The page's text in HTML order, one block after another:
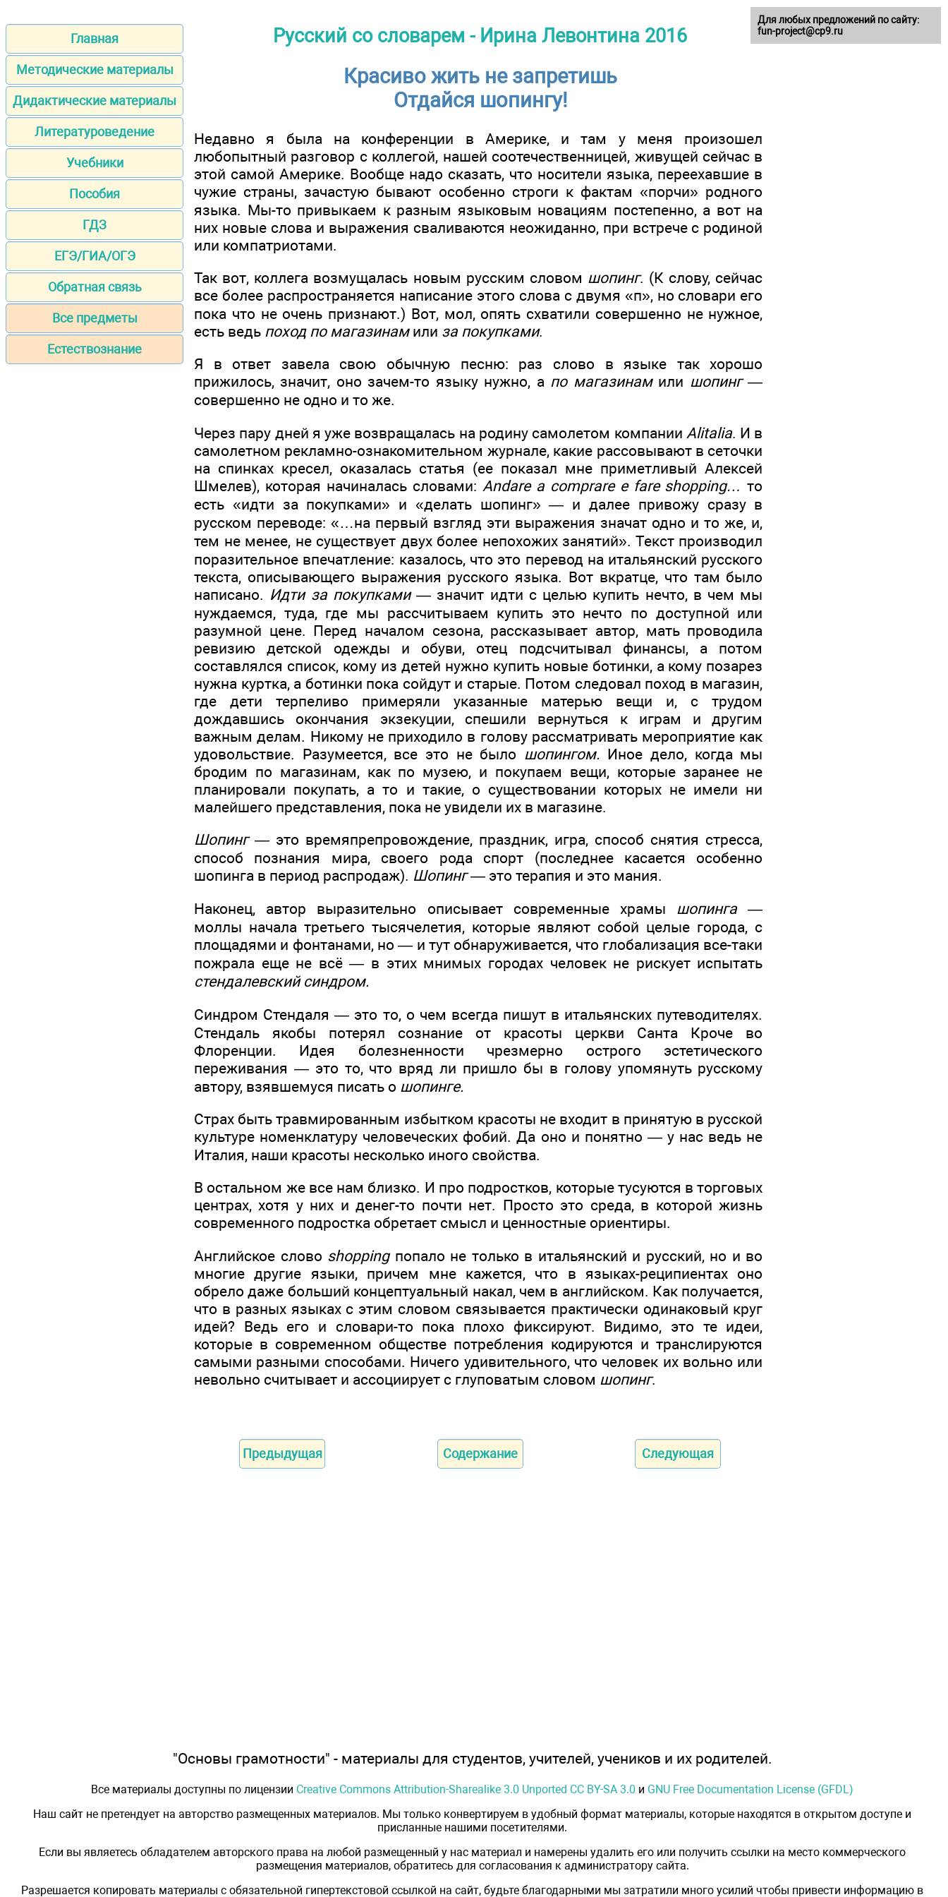
Главная
Методические материалы
Дидактические материалы
Литературоведение
Учебники
Пособия
ГДЗ
ЕГЭ/ГИА/ОГЭ
Обратная связь
Все предметы
Естествознание
Русский со словарем - Ирина Левонтина 2016
Красиво жить не запретишь
Отдайся шопингу!
Недавно я была на конференции в Америке, и там у меня произошел
любопытный разговор с коллегой, нашей соотечественницей, живущей сейчас в
этой самой Америке. Вообще надо сказать, что носители языка, переехавшие в
чужие страны, зачастую бывают особенно строги к фактам «порчи» родного
языка. Мы-то привыкаем к разным языковым новациям постепенно, а вот на
них новые слова и выражения сваливаются неожиданно, при встрече с родиной
или компатриотами.
Так вот, коллега возмущалась новым русским словом шопинг. (К слову, сейчас
все более распространяется написание этого слова с двумя «п», но словари его
пока что не очень признают.) Вот, мол, опять схватили совершенно не нужное,
есть ведь поход по магазинамили за покупками.
Я в ответ завела свою обычную песню: раз слово в языке так хорошо
прижилось, значит, оно зачем-то языку нужно, а по магазинамили шопинг—
совершенно не одно и то же.
Через пару дней я уже возвращалась на родину самолетом компании Alitalia. И в
самолетном рекламно-ознакомительном журнале, какие рассовывают в сеточки
на спинках кресел, оказалась статья (ее показал мне приметливый Алексей
Шмелев), которая начиналась словами: Andare a comprare e fare shopping… то
есть «идти за покупками» и «делать шопинг» — и далее привожу сразу в
русском переводе: «…на первый взгляд эти выражения значат одно и то же, и,
тем не менее, не существует двух более непохожих занятий». Текст производил
поразительное впечатление: казалось, что это перевод на итальянский русского
текста, описывающего выражения русского языка. Вот вкратце, что там было
написано. Идти за покупками — значит идти с целью купить нечто, в чем мы
нуждаемся, туда, где мы рассчитываем купить это нечто по доступной или
разумной цене. Перед началом сезона, рассказывает автор, мать проводила
ревизию детской одежды и обуви, отец подсчитывал финансы, а потом
составлялся список, кому из детей нужно купить новые ботинки, а кому позарез
нужна куртка, а ботинки пока сойдут и старые. Потом следовал поход в магазин,
где дети терпеливо примеряли указанные матерью вещи и, с трудом
дождавшись окончания экзекуции, спешили вернуться к играм и другим
важным делам. Никому не приходило в голову рассматривать мероприятие как
удовольствие. Разумеется, все это не было шопингом. Иное дело, когда мы
бродим по магазинам, как по музею, и покупаем вещи, которые заранее не
планировали покупать, а то и такие, о существовании которых не имели ни
малейшего представления, пока не увидели их в магазине.
Шопинг — это времяпрепровождение, праздник, игра, способ снятия стресса,
способ познания мира, своего рода спорт (последнее касается особенно
шопинга в период распродаж). Шопинг — это терапия и это мания.
Наконец, автор выразительно описывает современные храмы шопинга —
моллы начала третьего тысячелетия, которые являют собой целые города, с
площадями и фонтанами, но — и тут обнаруживается, что глобализация все-таки
пожрала еще не всё — в этих мнимых городах человек не рискует испытать
стендалевский синдром.
Синдром Стендаля — это то, о чем всегда пишут в итальянских путеводителях.
Стендаль якобы потерял сознание от красоты церкви Санта Кроче во
Флоренции. Идея болезненности чрезмерно острого эстетического
переживания — это то, что вряд ли пришло бы в голову упомянуть русскому
автору, взявшемуся писать о шопинге.
Страх быть травмированным избытком красоты не входит в принятую в русской
культуре номенклатуру человеческих фобий. Да оно и понятно — у нас ведь не
Италия, наши красоты несколько иного свойства.
В остальном же все нам близко. И про подростков, которые тусуются в торговых
центрах, хотя у них и денег-то почти нет. Просто это среда, в которой жизнь
современного подростка обретает смысл и ценностные ориентиры.
Английское слово shoppingпопало не только в итальянский и русский, но и во
многие другие языки, причем мне кажется, что в языках-реципиентах оно
обрело даже больший концептуальный накал, чем в английском. Как получается,
что в разных языках с этим словом связывается практически одинаковый круг
идей? Ведь его и словари-то пока плохо фиксируют. Видимо, это те идеи,
которые в современном обществе потребления кодируются и транслируются
самыми разными способами. Ничего удивительного, что человек их вольно или
невольно считывает и ассоциирует с глуповатым словом шопинг.
Предыдущая Содержание Следующая
"Основы грамотности" - материалы для студентов, учителей, учеников и их родителей.
Все материалы доступны по лицензии Creative Commons Attribution-Sharealike 3.0 Unported CC BY-SA 3.0 и GNU Free Documentation License (GFDL)
Наш сайт не претендует на авторство размещенных материалов. Мы только конвертируем в удобный формат материалы, которые находятся в открытом доступе и
присланные нашими посетителями.
Если вы являетесь обладателем авторского права на любой размещенный у нас материал и намерены удалить его или получить ссылки на место коммерческого
размещения материалов, обратитесь для согласования к администратору сайта.
Разрешается копировать материалы с обязательной гипертекстовой ссылкой на сайт, будьте благодарными мы затратили много усилий чтобы привести информацию в
Для любых предложений по сайту:
fun-project@cp9.ru